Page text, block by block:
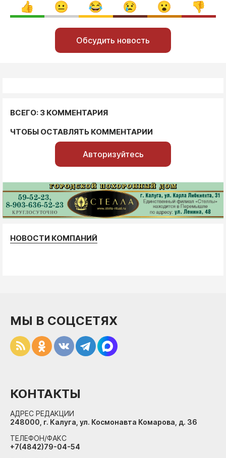
Обсудить новость
ВСЕГО: 3 КОММЕНТАРИЯ
ЧТОБЫ ОСТАВЛЯТЬ КОММЕНТАРИИ
Авторизуйтесь
НОВОСТИ КОМПАНИЙ
МЫ В СОЦСЕТЯХ
КОНТАКТЫ
АДРЕС РЕДАКЦИИ
248000, г. Калуга, ул. Космонавта Комарова, д. 36
ТЕЛЕФОН/ФАКС
+7(4842)79-04-54